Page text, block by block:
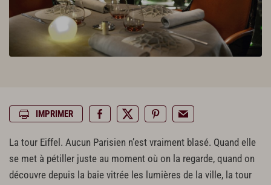
IMPRIMER
La tour Eiffel. Aucun Parisien n’est vraiment blasé. Quand elle
se met à pétiller juste au moment où on la regarde, quand on
découvre depuis la baie vitrée les lumières de la ville, la tour